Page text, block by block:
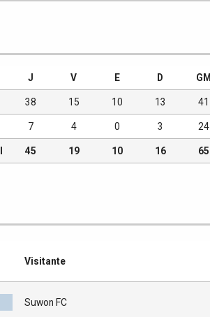
J V E D GM
38 15 10 13 41
7 4 0 3 24
45 19 10 16 65
Visitante
Suwon FC